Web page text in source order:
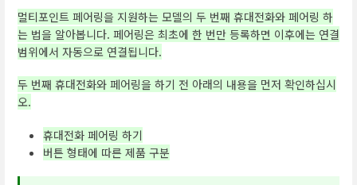
멀티포인트 페어링을 지원하는 모델의 두 번째 휴대전화와 페어링 하
는 법을 알아봅니다. 페어링은 최초에 한 번만 등록하면 이후에는 연결
범위에서 자동으로 연결됩니다.
두 번째 휴대전화와 페어링을 하기 전 아래의 내용을 먼저 확인하십시
오.
휴대전화 페어링 하기
버튼 형태에 따른 제품 구분